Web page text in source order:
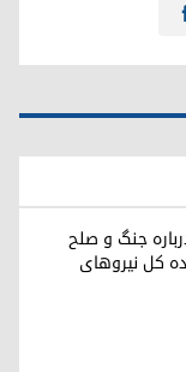
جنگ و صلح
کل نیروهای